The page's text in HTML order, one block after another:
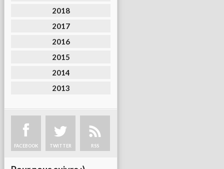
2018
2017
2016
2015
2014
2013
FACEBOOK TWITTER RSS